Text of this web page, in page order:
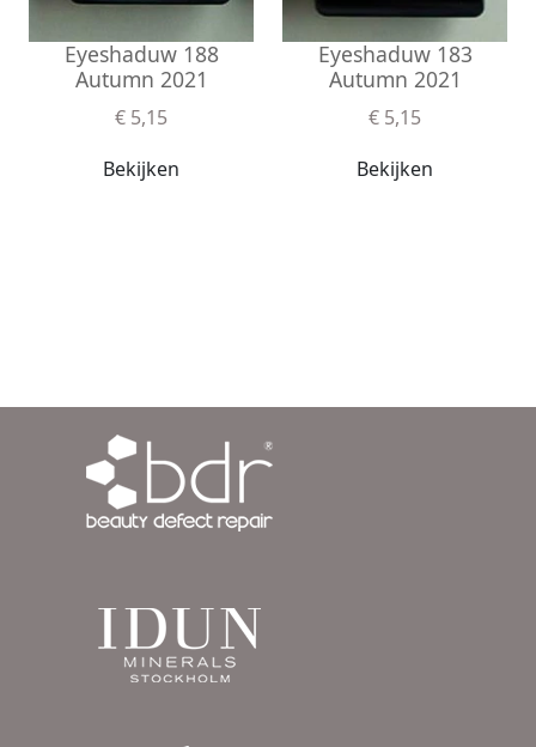
Eyeshaduw 188
Autumn 2021
€ 5,15
Bekijken
Eyeshaduw 183
Autumn 2021
€ 5,15
Bekijken